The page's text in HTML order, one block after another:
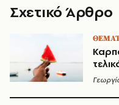
Σχετικό Άρθρο